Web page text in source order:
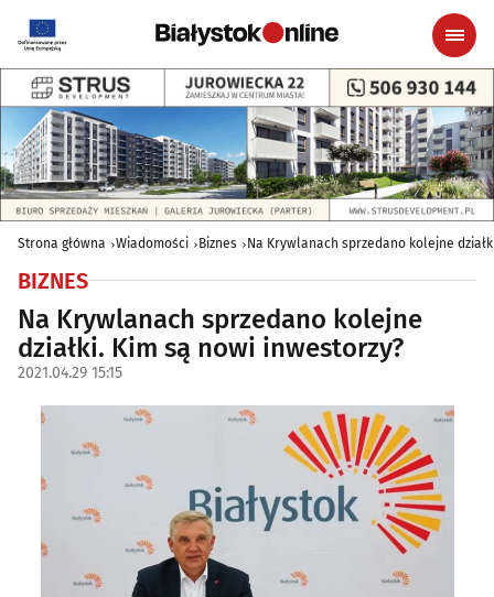
Strona główna Wiadomości Biznes Na Krywlanach sprzedano kolejne
BIZNES
Na Krywlanach sprzedano kolejne
działki. Kim są nowi inwestorzy?
2021.04.29 15:15